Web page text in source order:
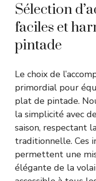
Sélection
faciles et
pintade
Le choix de
primordial pour
plat de pintade.
la simplicité avec
saison, respectant
traditionnelle. Ces
permettent une
élégante de la